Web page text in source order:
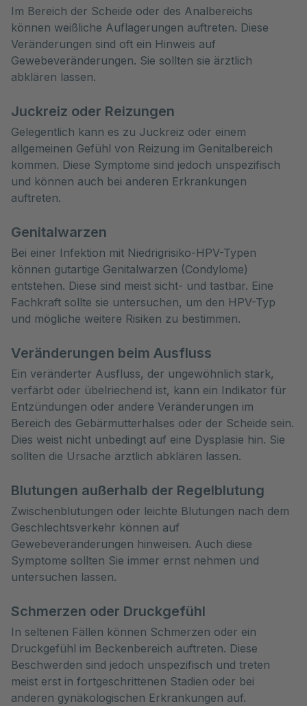
Im Bereich der Scheide oder des Analbereichs
können weißliche Auflagerungen auftreten. Diese
Veränderungen sind oft ein Hinweis auf
Gewebeveränderungen. Sie sollten sie ärztlich
abklären lassen.
Juckreiz oder Reizungen
Gelegentlich kann es zu Juckreiz oder einem
allgemeinen Gefühl von Reizung im Genitalbereich
kommen. Diese Symptome sind jedoch unspezifisch
und können auch bei anderen Erkrankungen
auftreten.
Genitalwarzen
Bei einer Infektion mit Niedrigrisiko-HPV-Typen
können gutartige Genitalwarzen (Condylome)
entstehen. Diese sind meist sicht- und tastbar. Eine
Fachkraft sollte sie untersuchen, um den HPV-Typ
und mögliche weitere Risiken zu bestimmen.
Veränderungen beim Ausfluss
Ein veränderter Ausfluss, der ungewöhnlich stark,
verfärbt oder übelriechend ist, kann ein Indikator für
Entzündungen oder andere Veränderungen im
Bereich des Gebärmutterhalses oder der Scheide sein.
Dies weist nicht unbedingt auf eine Dysplasie hin. Sie
sollten die Ursache ärztlich abklären lassen.
Blutungen außerhalb der Regelblutung
Zwischenblutungen oder leichte Blutungen nach dem
Geschlechtsverkehr können auf
Gewebeveränderungen hinweisen. Auch diese
Symptome sollten Sie immer ernst nehmen und
untersuchen lassen.
Schmerzen oder Druckgefühl
In seltenen Fällen können Schmerzen oder ein
Druckgefühl im Beckenbereich auftreten. Diese
Beschwerden sind jedoch unspezifisch und treten
meist erst in fortgeschrittenen Stadien oder bei
anderen gynäkologischen Erkrankungen auf.